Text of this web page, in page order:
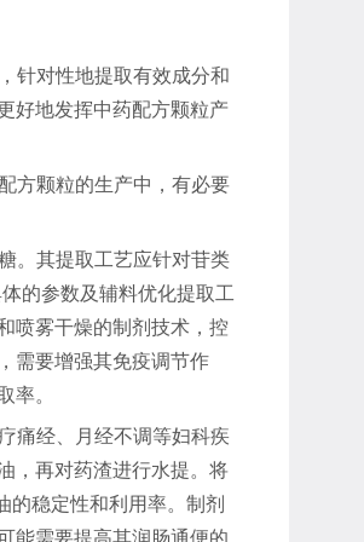
针对性地提取有效成分和
好地发挥中药配方颗粒产
方颗粒的生产中，有必要
。其提取工艺应针对苷类
的参数及辅料优化提取工
喷雾干燥的制剂技术，控
需要增强其免疫调节作
率。
痛经、月经不调等妇科疾
，再对药渣进行水提。将
的稳定性和利用率。制剂
能需要提高其润肠通便的